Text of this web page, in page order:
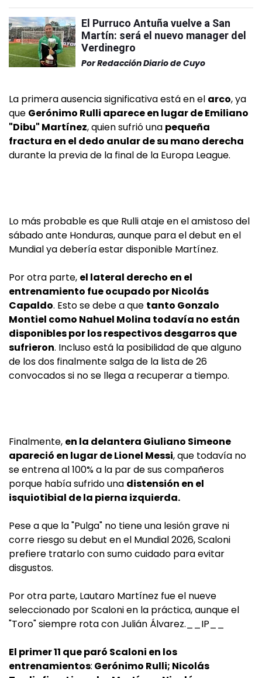
El Purruco Antuña vuelve a San
Martín: será el nuevo manager del
Verdinegro
PorRedacción Diario de Cuyo
La primera ausencia significativa está en el arco, ya
que Gerónimo Rulli aparece en lugar de Emiliano
"Dibu" Martínez, quien sufrió una pequeña
fractura en el dedo anular de su mano derecha
durante la previa de la final de la Europa League.
Lo más probable es que Rulli ataje en el amistoso del
sábado ante Honduras, aunque para el debut en el
Mundial ya debería estar disponible Martínez.
Por otra parte, el lateral derecho en el
entrenamiento fue ocupado por Nicolás
Capaldo. Esto se debe a que tanto Gonzalo
Montiel como Nahuel Molina todavía no están
disponibles por los respectivos desgarros que
sufrieron. Incluso está la posibilidad de que alguno
de los dos finalmente salga de la lista de 26
convocados si no se llega a recuperar a tiempo.
Finalmente, en la delantera Giuliano Simeone
apareció en lugar de Lionel Messi, que todavía no
se entrena al 100% a la par de sus compañeros
porque había sufrido una distensión en el
isquiotibial de la pierna izquierda.
Pese a que la "Pulga" no tiene una lesión grave ni
corre riesgo su debut en el Mundial 2026, Scaloni
prefiere tratarlo con sumo cuidado para evitar
disgustos.
Por otra parte, Lautaro Martínez fue el nueve
seleccionado por Scaloni en la práctica, aunque el
"Toro" siempre rota con Julián Álvarez.__IP__
El primer 11 que paró Scaloni en los
entrenamientos: Gerónimo Rulli; Nicolás